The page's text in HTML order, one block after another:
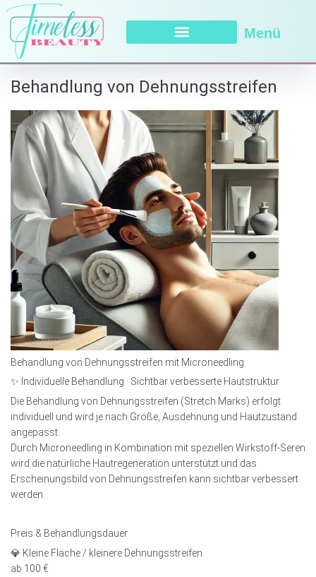
Menü
Behandlung von Dehnungsstreifen
Behandlung von Dehnungsstreifen mit Microneedling
✨ Individuelle Behandlung · Sichtbar verbesserte Hautstruktur
Die Behandlung von Dehnungsstreifen (Stretch Marks) erfolgt
individuell und wird je nach Größe, Ausdehnung und Hautzustand
angepasst.
Durch Microneedling in Kombination mit speziellen Wirkstoff-Seren
wird die natürliche Hautregeneration unterstützt und das
Erscheinungsbild von Dehnungsstreifen kann sichtbar verbessert
werden.
Preis & Behandlungsdauer
💎 Kleine Fläche / kleinere Dehnungsstreifen
ab 100 €